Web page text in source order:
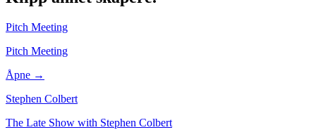
Pitch Meeting
Pitch Meeting
Åpne →
Stephen Colbert
The Late Show with Stephen Colbert